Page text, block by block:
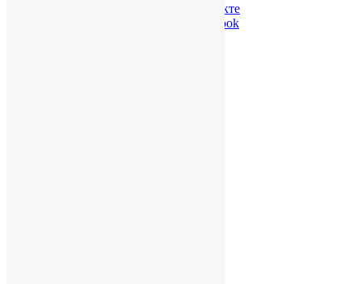
ChinaWindow Вконтакте
ChinaWindow в Facebook